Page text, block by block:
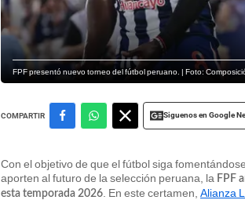
FPF presentó nuevo torneo del fútbol peruano. | Foto:
COMPARTIR Siguenos en Google
Con el objetivo de que el fútbol siga
aporten al futuro de la selección peruana, la FPF
esta temporada 2026 . En este certamen, Alianza